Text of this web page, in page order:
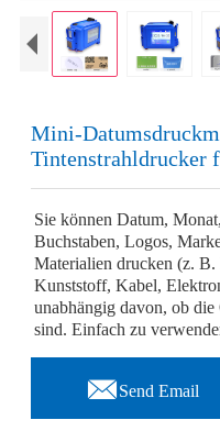
Mini-
Tintenstrahldrucker
Sie können Datum,
Buchstaben, Logos,
Materialien drucken (z.
Kunststoff, Kabel,
unabhängig davon, ob
sind. Einfach zu
Send Email